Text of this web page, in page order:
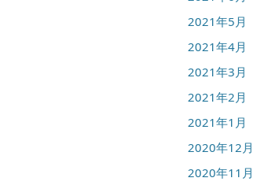
2021年5月
2021年4月
2021年3月
2021年2月
2021年1月
2020年12月
2020年11月